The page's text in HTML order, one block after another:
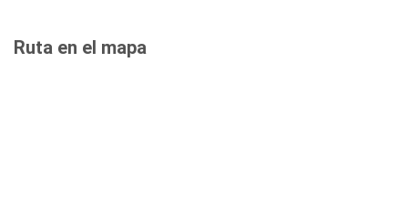
Ruta en el mapa